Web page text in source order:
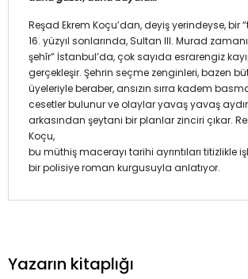
Reşad Ekrem Koçu’dan, deyiş yerindeyse, bir
16. yüzyıl sonlarında, Sultan III. Murad
şehîr” İstanbul’da, çok sayıda esrarengiz
gerçekleşir. Şehrin seçme zenginleri, bazen
üyeleriyle beraber, ansızın sırra kadem
cesetler bulunur ve olaylar yavaş yavaş
arkasından şeytani bir planlar zinciri çıkar.
Koçu,
bu müthiş macerayı tarihi ayrıntıları titizlikle
bir polisiye roman kurgusuyla anlatıyor.
Yazarın kitaplığı